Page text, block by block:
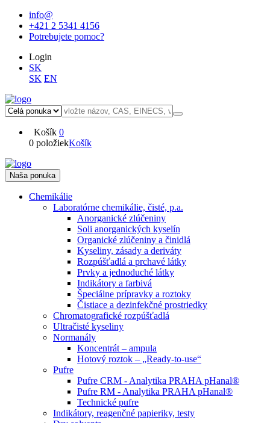
info@
+421 2 5341 4156
Potrebujete pomoc?
Login
SK
SK EN
Košík 0
0 položiekKošík
Naša ponuka
Chemikálie
Laboratórne chemikálie, čisté, p.a.
Anorganické zlúčeniny
Soli anorganických kyselín
Organické zlúčeniny a činidlá
Kyseliny, zásady a deriváty
Rozpúšťadlá a prchavé látky
Prvky a jednoduché látky
Indikátory a farbivá
Špeciálne prípravky a roztoky
Čistiace a dezinfekčné prostriedky
Chromatografické rozpúšťadlá
Ultračisté kyseliny
Normanály
Koncentrát – ampula
Hotový roztok – „Ready-to-use“
Pufre
Pufre CRM - Analytika PRAHA pHanal®
Pufre RM - Analytika PRAHA pHanal®
Technické pufre
Indikátory, reagenčné papieriky, testy